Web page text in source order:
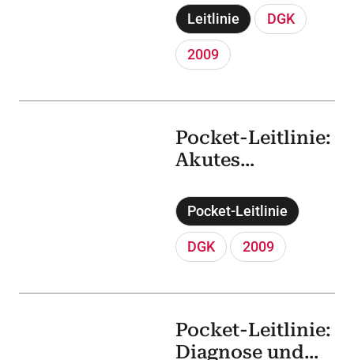
Leitlinie DGK
2009
und akuten
Herzinsuffizienz
(2009)
Pocket-Leitlinie
DGK 2009
Pocket-Leitlinie:
Akutes
ohne ST-Hebung
(NSTE-ACS)
(2009)
Pocket-Leitlinie:
Diagnose und